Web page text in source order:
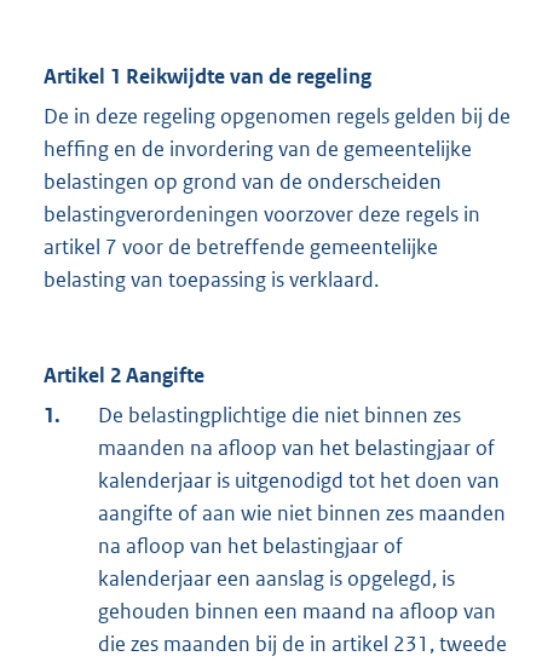
Artikel 1 Reikwijdte van de regeling
De in deze regeling opgenomen regels gelden bij de
heffing en de invordering van de gemeentelijke
belastingen op grond van de onderscheiden
belastingverordeningen voorzover deze regels in
artikel 7 voor de betreffende gemeentelijke
belasting van toepassing is verklaard.
Artikel 2 Aangifte
1.
De belastingplichtige die niet binnen zes
maanden na afloop van het belastingjaar of
kalenderjaar is uitgenodigd tot het doen van
aangifte of aan wie niet binnen zes maanden
na afloop van het belastingjaar of
kalenderjaar een aanslag is opgelegd, is
gehouden binnen een maand na afloop van
die zes maanden bij de in artikel 231, tweede